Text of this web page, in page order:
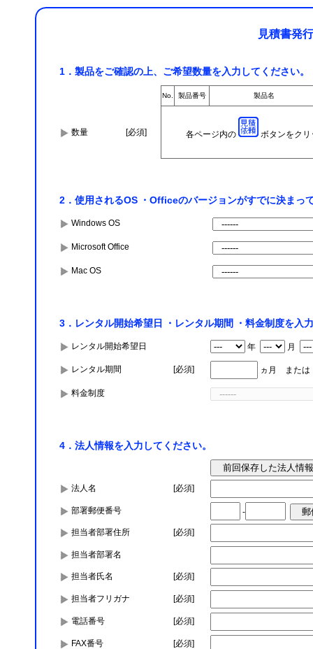
見積書発
1．製品をご確認の上、ご希望数量を入力してください。
No. 製品番号 製品名
数量 [必須] 各ページ内の ボタンをク
2．使用されるOS ・Officeのバージョンがすでに決まっ
Windows OS
Microsoft Office
Mac OS
3．レンタル開始希望日 ・レンタル期間 ・料金制度を入
レンタル開始希望日 年 月
レンタル期間 [必須] ヵ月 また
料金制度
4．法人情報を入力してください。
法人名 [必須]
部署郵便番号 -
担当者部署住所 [必須]
担当者部署名
担当者氏名 [必須]
担当者フリガナ [必須]
電話番号 [必須]
FAX番号
[必須]